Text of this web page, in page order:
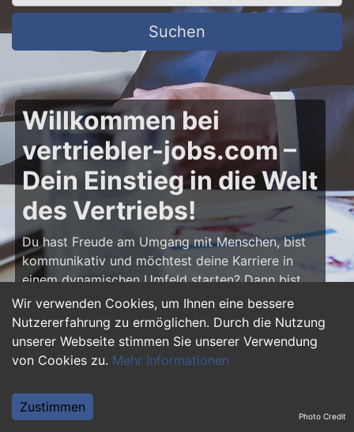
Wir verwenden Cookies, um Ihnen eine bessere
Nutzererfahrung zu ermöglichen. Durch die Nutzung
unserer Webseite stimmen Sie unserer Verwendung
von Cookies zu. Mehr Informationen
Zustimmen
Suchen
Willkommen bei
vertriebler-jobs.com –
Dein Einstieg in die Welt
des Vertriebs!
Du hast Freude am Umgang mit Menschen, bist
kommunikativ und möchtest deine Karriere in
einem dynamischen Umfeld starten? Dann bist
du aufvertriebler-jobs.comgenau richtig! Hier
findest du zahlreiche Ausbildungsplätze und
Einstiegsjobs im Vertrieb – von klassischen
Vertriebspositionen über Außendienst bis hin zu
Vertriebler und entwickle deine Talente!
Photo Credit